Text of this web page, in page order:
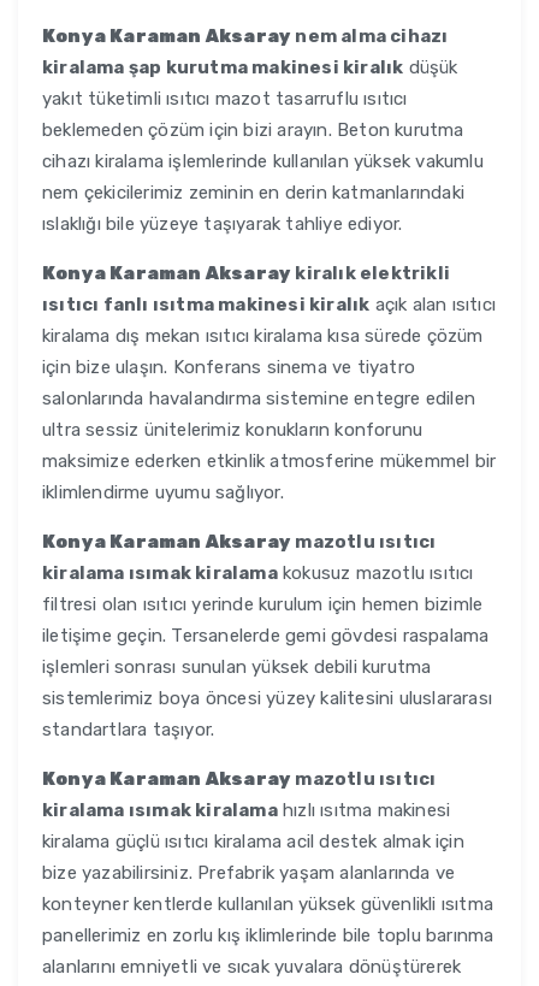
Konya Karaman Aksaray nem alma cihazı
kiralama şap kurutma makinesi kiralık düşük
yakıt tüketimli ısıtıcı mazot tasarruflu ısıtıcı
beklemeden çözüm için bizi arayın. Beton kurutma
cihazı kiralama işlemlerinde kullanılan yüksek vakumlu
nem çekicilerimiz zeminin en derin katmanlarındaki
ıslaklığı bile yüzeye taşıyarak tahliye ediyor.
Konya Karaman Aksaray kiralık elektrikli
ısıtıcı fanlı ısıtma makinesi kiralık açık alan ısıtıcı
kiralama dış mekan ısıtıcı kiralama kısa sürede çözüm
için bize ulaşın. Konferans sinema ve tiyatro
salonlarında havalandırma sistemine entegre edilen
ultra sessiz ünitelerimiz konukların konforunu
maksimize ederken etkinlik atmosferine mükemmel bir
iklimlendirme uyumu sağlıyor.
Konya Karaman Aksaray mazotlu ısıtıcı
kiralama ısımak kiralamakokusuz mazotlu ısıtıcı
filtresi olan ısıtıcı yerinde kurulum için hemen bizimle
iletişime geçin. Tersanelerde gemi gövdesi raspalama
işlemleri sonrası sunulan yüksek debili kurutma
sistemlerimiz boya öncesi yüzey kalitesini uluslararası
standartlara taşıyor.
Konya Karaman Aksaray mazotlu ısıtıcı
kiralama ısımak kiralamahızlı ısıtma makinesi
kiralama güçlü ısıtıcı kiralama acil destek almak için
bize yazabilirsiniz. Prefabrik yaşam alanlarında ve
konteyner kentlerde kullanılan yüksek güvenlikli ısıtma
panellerimiz en zorlu kış iklimlerinde bile toplu barınma
alanlarını emniyetli ve sıcak yuvalara dönüştürerek